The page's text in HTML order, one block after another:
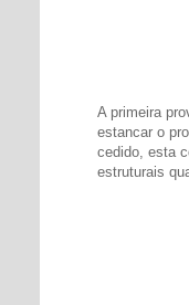
A primeira
estancar o
cedido, esta
estruturais